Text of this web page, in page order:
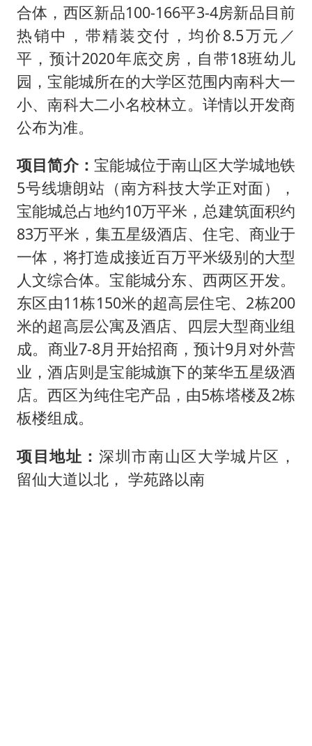
合体，西区新品100-166平3-4房新品目前
热销中，带精装交付，均价8.5万元／
平，预计2020年底交房，自带18班幼儿
园，宝能城所在的大学区范围内南科大一
小、南科大二小名校林立。详情以开发商
公布为准。
项目简介： 宝能城位于南山区大学城地铁
5号线塘朗站（南方科技大学正对面），
宝能城总占地约10万平米，总建筑面积约
83万平米，集五星级酒店、住宅、商业于
一体，将打造成接近百万平米级别的大型
人文综合体。宝能城分东、西两区开发。
东区由11栋150米的超高层住宅、2栋200
米的超高层公寓及酒店、四层大型商业组
成。商业7-8月开始招商，预计9月对外营
业，酒店则是宝能城旗下的莱华五星级酒
店。西区为纯住宅产品，由5栋塔楼及2栋
板楼组成。
项目地址：深圳市南山区大学城片区，
留仙大道以北， 学苑路以南